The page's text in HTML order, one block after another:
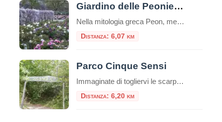
Giardino delle Peonie – Centro Botanico Moutan
Nella mitologia greca Peon, medico degli dei e allievo di Esculapio, curò Plutone da una ferita usando proprio radici di peonia. Il dio, per ringraziarlo, donò a Peon l’immortalità trasformandolo in un fiore: la peonia. Il Centro Botanico Moutan Il giardino del Centro Botanico Moutan è rinomato per la sua collezione di peonie di origine […]
Distanza: 6,07 km
Parco Cinque Sensi
Immaginate di togliervi le scarpe, abbandonare per qualche ora lo smartphone e immergervi completamente nella natura, riscoprendo il mondo attraverso il tatto, l’udito, l’olfatto, la vista e persino il gusto. Non è la descrizione di un sogno, ma l’esperienza reale che vi attende al Parco Cinque Sensi di Vitorchiano, un’oasi unica nel cuore della Tuscia […]
Distanza: 6,20 km